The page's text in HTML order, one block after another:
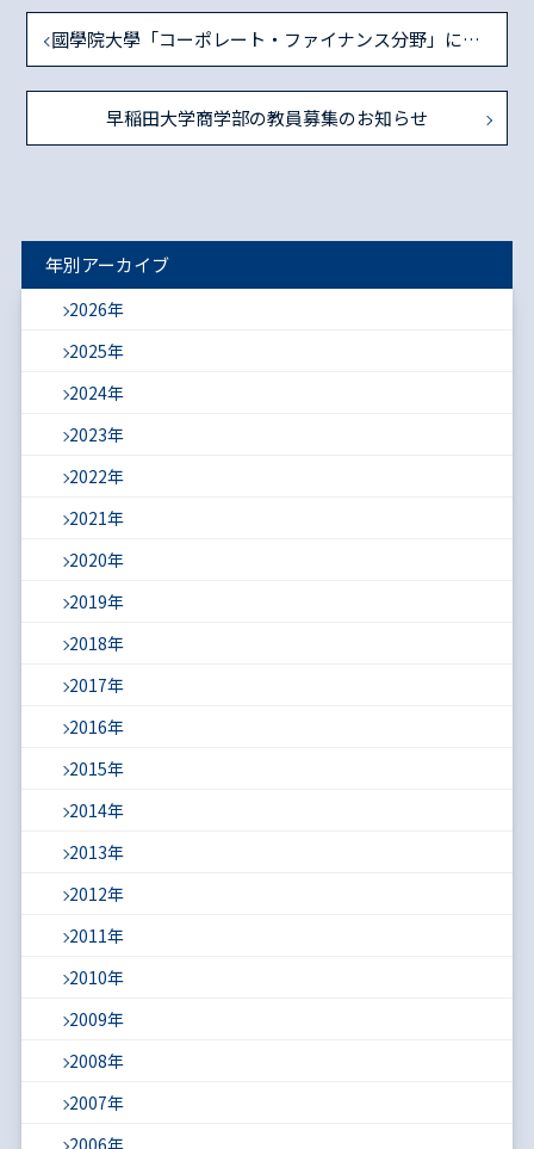
國學院大學「コーポレート・ファイナンス分野」に関する教員公募のお知らせ
早稲田大学商学部の教員募集のお知らせ
年別アーカイブ
2026年
2025年
2024年
2023年
2022年
2021年
2020年
2019年
2018年
2017年
2016年
2015年
2014年
2013年
2012年
2011年
2010年
2009年
2008年
2007年
2006年